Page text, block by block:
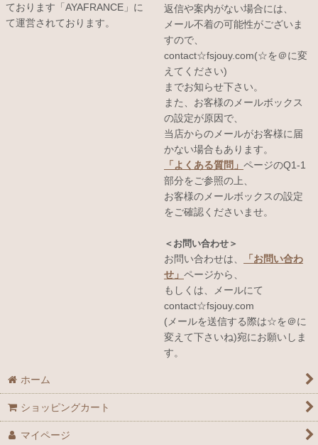
ております「AYAFRANCE」に
て運営されております。
返信や案内がない場合には、
メール不着の可能性がございま
すので、
contact☆fsjouy.com(☆を＠に変
えてください)
までお知らせ下さい。
また、お客様のメールボックス
の設定が原因で、
当店からのメールがお客様に届
かない場合もあります。
「よくある質問」 ページのQ1-1
部分をご参照の上、
お客様のメールボックスの設定
をご確認くださいませ。
＜お問い合わせ＞
お問い合わせは、
「お問い合わ
せ」 ページから、
もしくは、メールにて
contact☆fsjouy.com
(メールを送信する際は☆を＠に
変えて下さいね)宛にお願いしま
す。
ホーム
ショッピングカート
マイページ